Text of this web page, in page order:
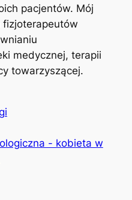
pacjentów. Mój
fizjoterapeutów
medycznej, terapii
towarzyszącej.